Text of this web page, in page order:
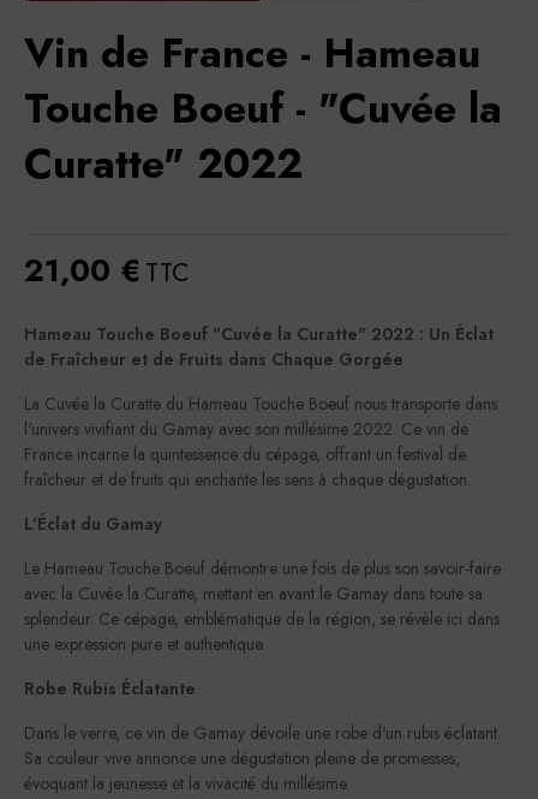
Vin de France - Hameau
Touche Boeuf - "Cuvée la
Curatte" 2022
21,00 € TTC
Hameau Touche Boeuf "Cuvée la Curatte" 2022 : Un Éclat
de Fraîcheur et de Fruits dans Chaque Gorgée
La Cuvée la Curatte du Hameau Touche Boeuf nous transporte dans
l'univers vivifiant du Gamay avec son millésime 2022. Ce vin de
France incarne la quintessence du cépage, offrant un festival de
fraîcheur et de fruits qui enchante les sens à chaque dégustation.
L'Éclat du Gamay
Le Hameau Touche Boeuf démontre une fois de plus son savoir-faire
avec la Cuvée la Curatte, mettant en avant le Gamay dans toute sa
splendeur. Ce cépage, emblématique de la région, se révèle ici dans
une expression pure et authentique.
Robe Rubis Éclatante
Dans le verre, ce vin de Gamay dévoile une robe d'un rubis éclatant.
Sa couleur vive annonce une dégustation pleine de promesses,
évoquant la jeunesse et la vivacité du millésime.